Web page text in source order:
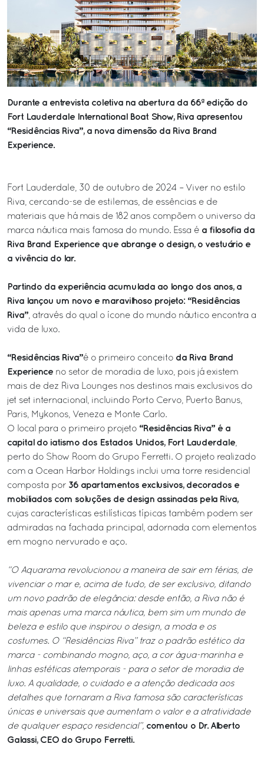
Durante a entrevista coletiva na abertura da 66ª edição do
Fort Lauderdale International Boat Show, Riva apresentou
“Residências Riva”, a nova dimensão da Riva Brand
Experience.
Fort Lauderdale, 30 de outubro de 2024 – Viver no estilo
Riva, cercando-se de estilemas, de essências e de
materiais que há mais de 182 anos compõem o universo da
marca náutica mais famosa do mundo. Essa é a filosofia da
Riva Brand Experience que abrange o design, o vestuário e
a vivência do lar.
Partindo da experiência acumulada ao longo dos anos, a
Riva lançou um novo e maravilhoso projeto: “Residências
Riva” , através do qual o ícone do mundo náutico encontra a
vida de luxo.
“Residências Riva”é o primeiro conceito da Riva Brand
Experience no setor de moradia de luxo, pois já existem
mais de dez Riva Lounges nos destinos mais exclusivos do
jet set internacional, incluindo Porto Cervo, Puerto Banus,
Paris, Mykonos, Veneza e Monte Carlo.
O local para o primeiro projeto “Residências Riva” é a
capital do iatismo dos Estados Unidos, Fort Lauderdale
perto do Show Room do Grupo Ferretti. O projeto realizado
com a Ocean Harbor Holdings inclui uma torre residencial
composta por 36 apartamentos exclusivos, decorados e
mobiliados com soluções de design assinadas pela Riva,
cujas características estilísticas típicas também podem ser
admiradas na fachada principal, adornada com elementos
em mogno nervurado e aço.
“O Aquarama revolucionou a maneira de sair em férias, de
vivenciar o mar e, acima de tudo, de ser exclusivo, ditando
um novo padrão de elegância: desde então, a Riva não é
mais apenas uma marca náutica, bem sim um mundo de
beleza e estilo que inspirou o design, a moda e os
costumes. O “Residências Riva” traz o padrão estético da
marca - combinando mogno, aço, a cor água-marinha e
linhas estéticas atemporais - para o setor de moradia de
luxo. A qualidade, o cuidado e a atenção dedicada aos
detalhes que tornaram a Riva famosa são características
únicas e universais que aumentam o valor e a atratividade
de qualquer espaço residencial”, comentou o Dr. Alberto
Galassi, CEO do Grupo Ferretti.